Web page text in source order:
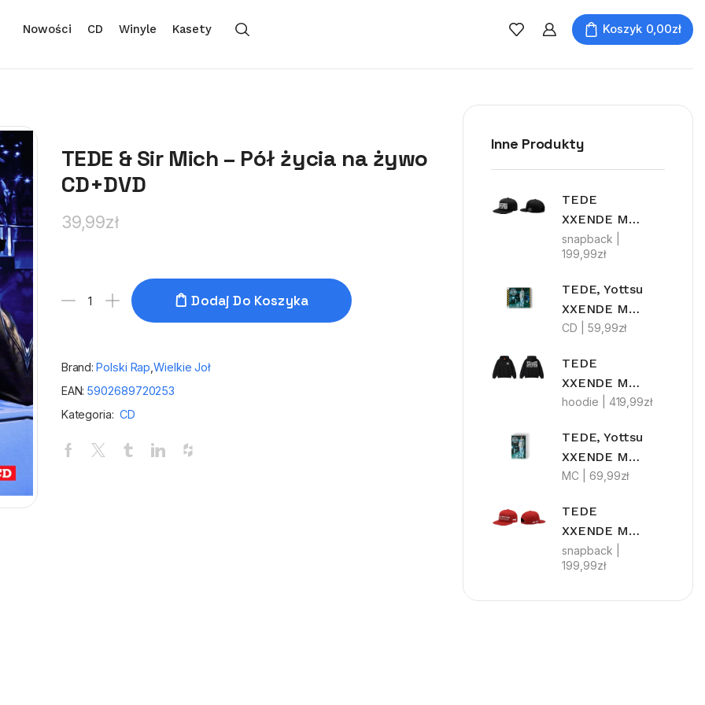
Nowości CD Winyle Kasety Koszyk 0,00zł
TEDE & Sir Mich – Pół życia na żywo
CD+DVD
39,99zł
Dodaj Do Koszyka
Brand: Polski Rap ,Wielkie Joł
EAN: 5902689720253
Kategoria: CD
Inne Produkty
TEDE
XXENDE MYLFFON
snapback |
199,99zł
TEDE, Yottsu
XXENDE MYLFFON
CD | 59,99zł
TEDE
XXENDE MYLFFON
hoodie | 419,99zł
TEDE, Yottsu
XXENDE MYLFFON LIMITEDE MC
MC | 69,99zł
TEDE
XXENDE MYLFFON MMGA
snapback |
199,99zł